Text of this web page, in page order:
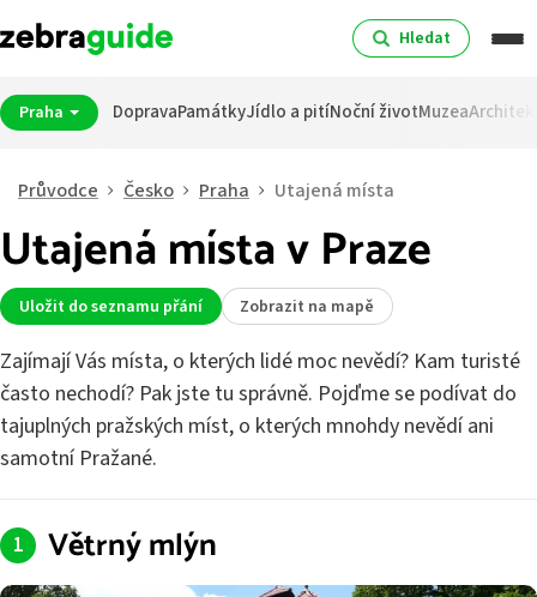
Hledat
Praha DopravaPamátkyJídlo a pitíNoční životMuzea
Průvodce Česko Praha Utajená místa
Utajená místa v Praze
Uložit do seznamu přání Zobrazit na mapě
Zajímají Vás místa, o kterých lidé moc nevědí? Kam turisté
často nechodí? Pak jste tu správně. Pojďme se podívat do
tajuplných pražských míst, o kterých mnohdy nevědí ani
samotní Pražané.
Větrný mlýn